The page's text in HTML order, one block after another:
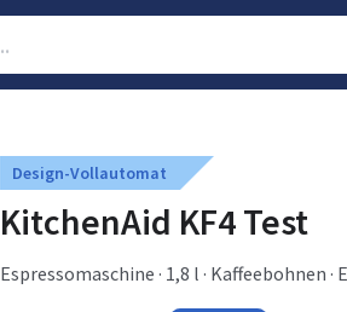
Design-Vollautomat
KitchenAid KF4 Test
Espressomaschine · 1,8 l · Kaffeebohnen